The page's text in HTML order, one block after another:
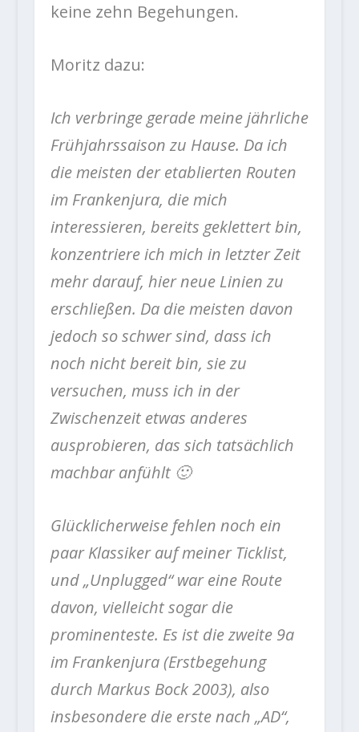
keine zehn Begehungen.
Moritz dazu:
Ich verbringe gerade meine jährliche
Frühjahrssaison zu Hause. Da ich
die meisten der etablierten Routen
im Frankenjura, die mich
interessieren, bereits geklettert bin,
konzentriere ich mich in letzter Zeit
mehr darauf, hier neue Linien zu
erschließen. Da die meisten davon
jedoch so schwer sind, dass ich
noch nicht bereit bin, sie zu
versuchen, muss ich in der
Zwischenzeit etwas anderes
ausprobieren, das sich tatsächlich
machbar anfühlt 🙂
Glücklicherweise fehlen noch ein
paar Klassiker auf meiner Ticklist,
und „Unplugged“ war eine Route
davon, vielleicht sogar die
prominenteste. Es ist die zweite 9a
im Frankenjura (Erstbegehung
durch Markus Bock 2003), also
insbesondere die erste nach „AD“,